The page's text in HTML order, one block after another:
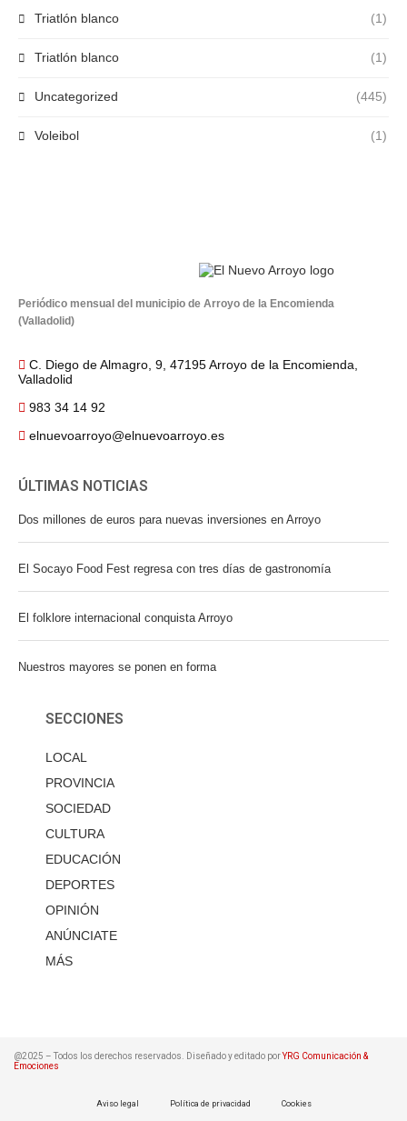
Triatlón blanco (1)
Triatlón blanco (1)
Uncategorized (445)
Voleibol (1)
Periódico mensual del municipio de Arroyo de la Encomienda
(Valladolid)
C. Diego de Almagro, 9, 47195 Arroyo de la Encomienda,
Valladolid
983 34 14 92
elnuevoarroyo@elnuevoarroyo.es
ÚLTIMAS NOTICIAS
Dos millones de euros para nuevas inversiones en Arroyo
El Socayo Food Fest regresa con tres días de gastronomía
El folklore internacional conquista Arroyo
Nuestros mayores se ponen en forma
SECCIONES
LOCAL
PROVINCIA
SOCIEDAD
CULTURA
EDUCACIÓN
DEPORTES
OPINIÓN
ANÚNCIATE
MÁS
@2025 – Todos los derechos reservados. Diseñado y editado porYRG Comunicación &
Emociones
Aviso legal Política de privacidad Cookies